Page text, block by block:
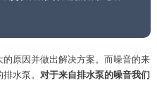
原因并做出解决方案。而噪音的来
排水泵。 对于来自排水泵的噪音我们